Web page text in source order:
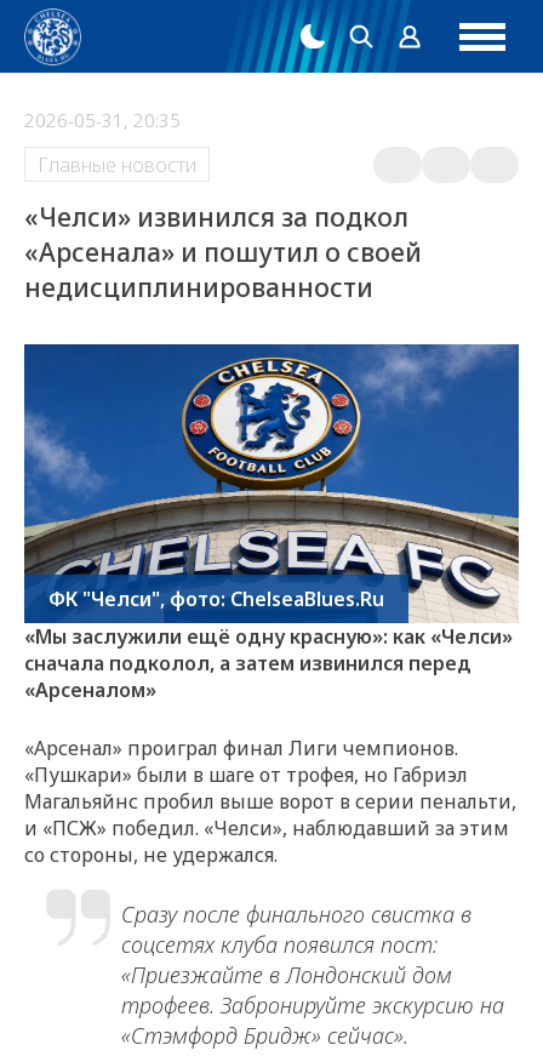
2026-05-31, 20:35
Главные новости
«Челси» извинился за подкол
«Арсенала» и пошутил о своей
недисциплинированности
ФК "Челси", фото: ChelseaBlues.Ru
«Мы заслужили ещё одну красную»: как «Челси»
сначала подколол, а затем извинился перед
«Арсеналом»
«Арсенал» проиграл финал Лиги чемпионов.
«Пушкари» были в шаге от трофея, но Габриэл
Магальяйнс пробил выше ворот в серии пенальти,
и «ПСЖ» победил. «Челси», наблюдавший за этим
со стороны, не удержался.
Сразу после финального свистка в
соцсетях клуба появился пост:
«Приезжайте в Лондонский дом
трофеев. Забронируйте экскурсию на
«Стэмфорд Бридж» сейчас».